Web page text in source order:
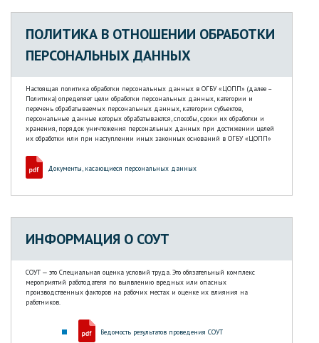
ПОЛИТИКА В ОТНОШЕНИИ ОБРАБОТКИ
ПЕРСОНАЛЬНЫХ ДАННЫХ
Настоящая политика обработки персональных данных в ОГБУ «ЦОПП» (далее –
Политика) определяет цели обработки персональных данных, категории и
перечень обрабатываемых персональных данных, категории субъектов,
персональные данные которых обрабатываются, способы, сроки их обработки и
хранения, порядок уничтожения персональных данных при достижении целей
их обработки или при наступлении иных законных оснований в ОГБУ «ЦОПП»
Документы, касающиеся персональных данных
ИНФОРМАЦИЯ О СОУТ
СОУТ — это Специальная оценка условий труда. Это обязательный комплекс
мероприятий работодателя по выявлению вредных или опасных
производственных факторов на рабочих местах и оценке их влияния на
работников.
Ведомость результатов проведения СОУТ